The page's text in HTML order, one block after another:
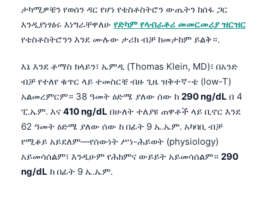
ታካሚዎቼን የወሰን ዳር የሆነ የቴስቶስትሮን ውጤትን ከሰፋ ጋር
እንዲያነፃፅሩ እነግራቸዋለሁ የድካም የላብራቶሪ መመርመሪያ ዝርዝር
የቴስቶስትሮንን እንደ ሙሉው ታሪክ ብቻ ከመታከም ይልቅ።.
እኔ እንደ ቶማስ ክላይን፣ ኤምዲ (Thomas Klein, MD)፣ በአንድ
ብቻ የተለየ ቁጥር ላይ ተመስርቼ ብዙ ጊዜ ዝቅተኛ-ቴ (low-T)
አልመረምርም። 38 ዓመት ዕድሜ ያለው ሰው ከ 290 ng/dL በ 4
ፒ.ኤም. እና 410 ng/dL በሁለት ተለያዩ ጠዋቶች ላይ ቢኖር እንደ
62 ዓመት ዕድሜ ያለው ሰው ከ በፊት 9 ኤ.ኤም. አካባቢ ብቻ
የሚቆይ አይደለም—የሰውነት ሥነ-ሕይወት (physiology)
አይመሳሰልም፣ እንዲሁም የሕክምና ውይይት አይመሳሰልም። 290
ng/dL ከ በፊት 9 ኤ.ኤም.